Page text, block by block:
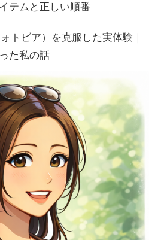
テムと正しい順番
トビア）を克服した実体験｜
た私の話